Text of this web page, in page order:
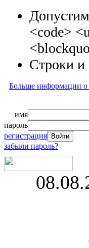
<code>
Строки и
Больше информации о
имя
пароль
регистрация
забыли пароль?